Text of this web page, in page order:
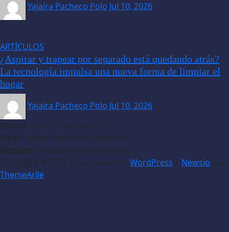
Yajaira Pacheco Polo Jul 10, 2026
ARTÍCULOS
¿Aspirar y trapear por separado está quedando atrás?
La tecnología impulsa una nueva forma de limpiar el
hogar
Yajaira Pacheco Polo Jul 10, 2026
Phone : (+511) 956 243 203
Email : agenciaorbita@gmail.com
Website : www.agenciaorbita.org
Copyright © 2026 | Funciona con WordPress | Newsio por
ThemeArile